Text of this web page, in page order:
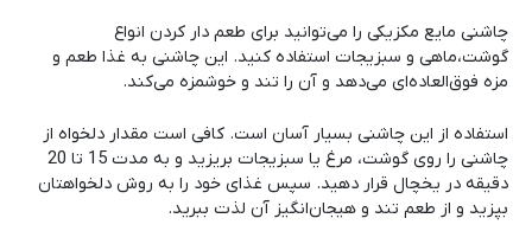
چاشنی مایع مکزیکی را می‌توانید برای طعم دار کردن انواع
گوشت،ماهی و سبزیجات استفاده کنید. این چاشنی به غذا طعم و
مزه فوق‌العاده‌ای می‌دهد و آن را تند و خوشمزه می‌کند.
استفاده از این چاشنی بسیار آسان است. کافی است مقدار دلخواه از
چاشنی را روی گوشت، مرغ یا سبزیجات بریزید و به مدت 15 تا 20
دقیقه در یخچال قرار دهید. سپس غذای خود را به روش دلخواهتان
بپزید و از طعم تند و هیجان‌انگیز آن لذت ببرید.